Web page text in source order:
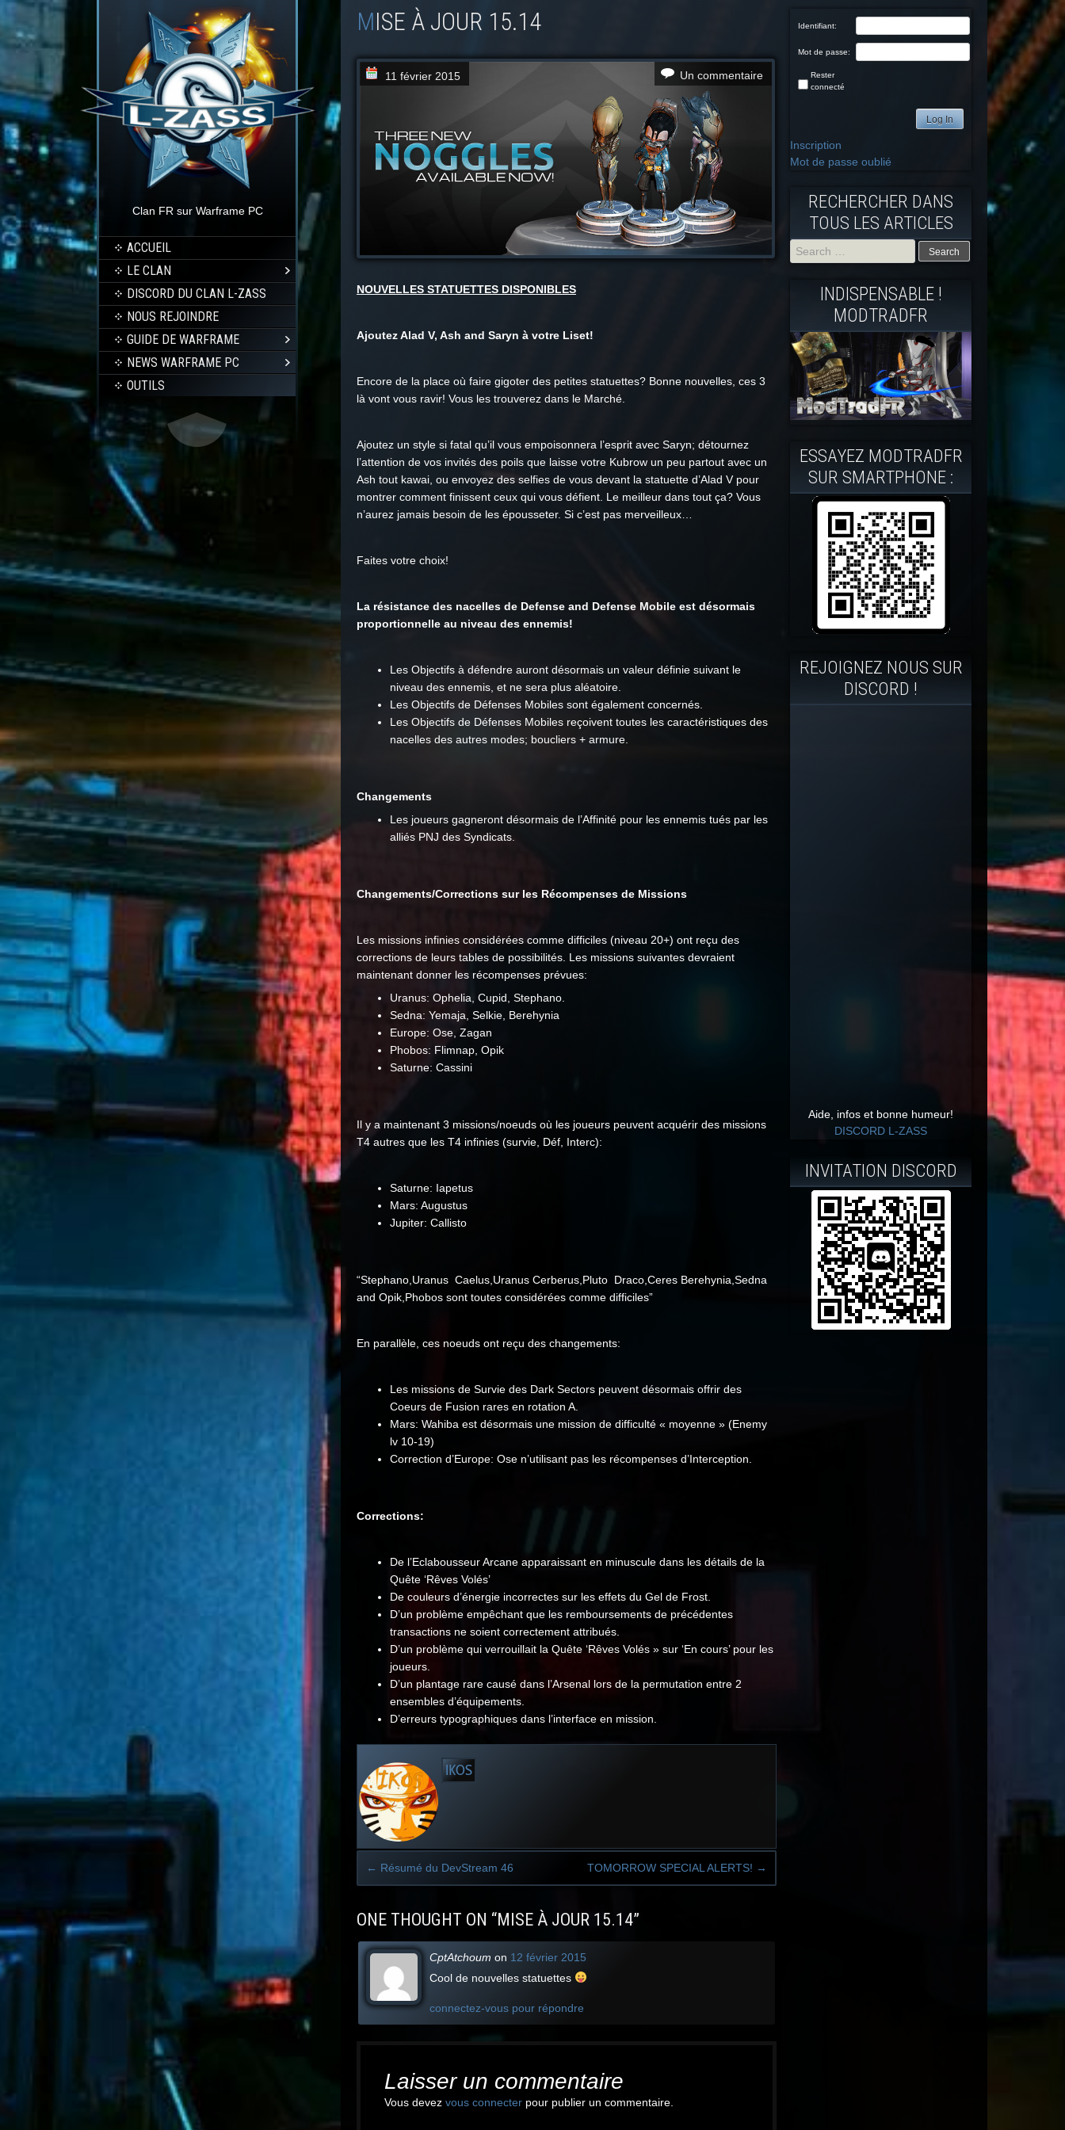
Clan FR sur Warframe PC
ACCUEIL
LE CLAN
DISCORD DU CLAN L-ZASS
NOUS REJOINDRE
GUIDE DE WARFRAME
NEWS WARFRAME PC
OUTILS
MISE À JOUR 15.14
11 février 2015 Un commentaire
NOUVELLES STATUETTES DISPONIBLES
Ajoutez Alad V, Ash and Saryn à votre Liset!
Encore de la place où faire gigoter des petites statuettes? Bonne nouvelles, ces 3
là vont vous ravir! Vous les trouverez dans le Marché.
Ajoutez un style si fatal qu’il vous empoisonnera l’esprit avec Saryn; détournez
l’attention de vos invités des poils que laisse votre Kubrow un peu partout avec un
Ash tout kawai, ou envoyez des selfies de vous devant la statuette d’Alad V pour
montrer comment finissent ceux qui vous défient. Le meilleur dans tout ça? Vous
n’aurez jamais besoin de les épousseter. Si c’est pas merveilleux…
Faites votre choix!
La résistance des nacelles de Defense and Defense Mobile est désormais
proportionnelle au niveau des ennemis!
Les Objectifs à défendre auront désormais un valeur définie suivant le
niveau des ennemis, et ne sera plus aléatoire.
Les Objectifs de Défenses Mobiles sont également concernés.
Les Objectifs de Défenses Mobiles reçoivent toutes les caractéristiques des
nacelles des autres modes; boucliers + armure.
Changements
Les joueurs gagneront désormais de l’Affinité pour les ennemis tués par les
alliés PNJ des Syndicats.
Changements/Corrections sur les Récompenses de Missions
Les missions infinies considérées comme difficiles (niveau 20+) ont reçu des
corrections de leurs tables de possibilités. Les missions suivantes devraient
maintenant donner les récompenses prévues:
Uranus: Ophelia, Cupid, Stephano.
Sedna: Yemaja, Selkie, Berehynia
Europe: Ose, Zagan
Phobos: Flimnap, Opik
Saturne: Cassini
Il y a maintenant 3 missions/noeuds où les joueurs peuvent acquérir des missions
T4 autres que les T4 infinies (survie, Déf, Interc):
Saturne: Iapetus
Mars: Augustus
Jupiter: Callisto
“Stephano,Uranus Caelus,Uranus Cerberus,Pluto Draco,Ceres Berehynia,Sedna
and Opik,Phobos sont toutes considérées comme difficiles”
En parallèle, ces noeuds ont reçu des changements:
Les missions de Survie des Dark Sectors peuvent désormais offrir des
Coeurs de Fusion rares en rotation A.
Mars: Wahiba est désormais une mission de difficulté « moyenne » (Enemy
lv 10-19)
Correction d’Europe: Ose n’utilisant pas les récompenses d’Interception.
Corrections:
De l’Eclabousseur Arcane apparaissant en minuscule dans les détails de la
Quête ‘Rêves Volés’
De couleurs d’énergie incorrectes sur les effets du Gel de Frost.
D’un problème empêchant que les remboursements de précédentes
transactions ne soient correctement attribués.
D’un problème qui verrouillait la Quête ‘Rêves Volés » sur ‘En cours’ pour les
joueurs.
D’un plantage rare causé dans l’Arsenal lors de la permutation entre 2
ensembles d’équipements.
D’erreurs typographiques dans l’interface en mission.
IKOS
navigation
← Résumé du DevStream 46 TOMORROW SPECIAL ALERTS! →
ONE THOUGHT ON “MISE À JOUR 15.14”
CptAtchoum on 12 février 2015
Cool de nouvelles statuettes
connectez-vous pour répondre
Laisser un commentaire
Vous devez vous connecter pour publier un commentaire.
Identifiant:
Mot de passe:
Rester
connecté
Log In
Inscription
Mot de passe oublié
RECHERCHER DANS
TOUS LES ARTICLES
Search
for:
INDISPENSABLE !
MODTRADFR
ESSAYEZ MODTRADFR
SUR SMARTPHONE :
REJOIGNEZ NOUS SUR
DISCORD !
Aide, infos et bonne humeur!
DISCORD L-ZASS
INVITATION DISCORD